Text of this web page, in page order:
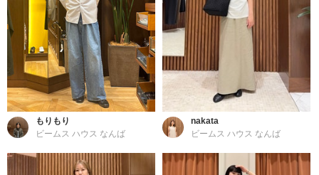
もりもり
ビームス ハウス なんば
nakata
ビームス ハウス なんば